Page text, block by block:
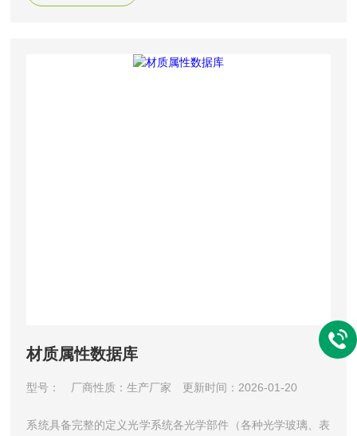
材质属性数据库
型号： 厂商性质：生产厂家 更新时间：2026-01-20
系统具备完整的定义光学系统各光学部件（各种光学玻璃、表